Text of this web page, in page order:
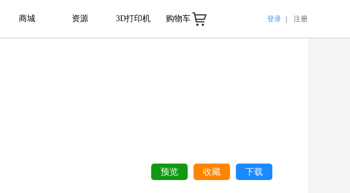
商城 资源 3D打印机 购物车 登录 注册
下载
收藏
预览